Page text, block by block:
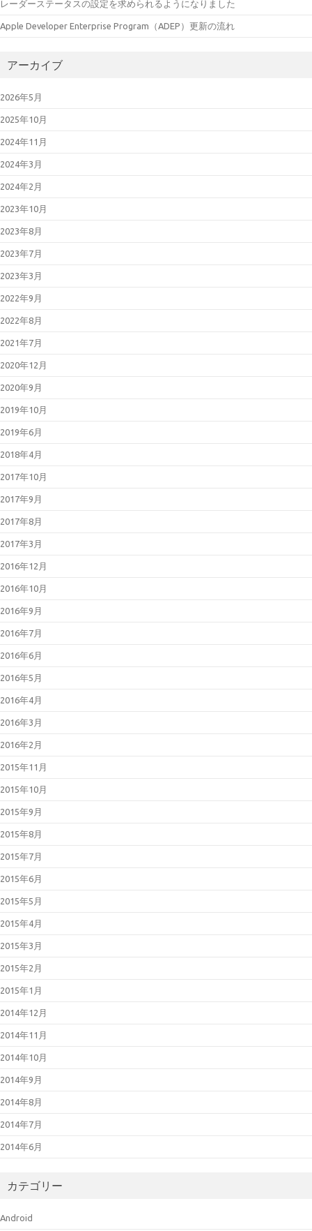
レーダーステータスの設定を求められるようになりました
Apple Developer Enterprise Program（ADEP）更新の流れ
アーカイブ
2026年5月
2025年10月
2024年11月
2024年3月
2024年2月
2023年10月
2023年8月
2023年7月
2023年3月
2022年9月
2022年8月
2021年7月
2020年12月
2020年9月
2019年10月
2019年6月
2018年4月
2017年10月
2017年9月
2017年8月
2017年3月
2016年12月
2016年10月
2016年9月
2016年7月
2016年6月
2016年5月
2016年4月
2016年3月
2016年2月
2015年11月
2015年10月
2015年9月
2015年8月
2015年7月
2015年6月
2015年5月
2015年4月
2015年3月
2015年2月
2015年1月
2014年12月
2014年11月
2014年10月
2014年9月
2014年8月
2014年7月
2014年6月
カテゴリー
Android